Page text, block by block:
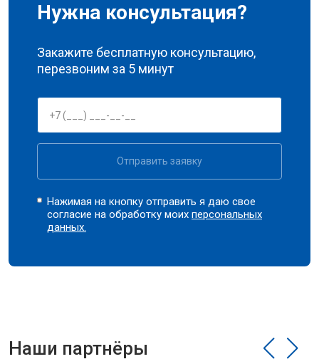
Нужна консультация?
Закажите бесплатную консультацию,
перезвоним за 5 минут
Отправить заявку
Нажимая на кнопку отправить я даю свое
согласие на обработку моихперсональных
данных.
Наши партнёры